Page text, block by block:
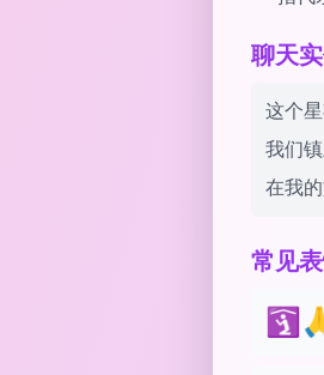
聊天
这个
我们
在我
常见